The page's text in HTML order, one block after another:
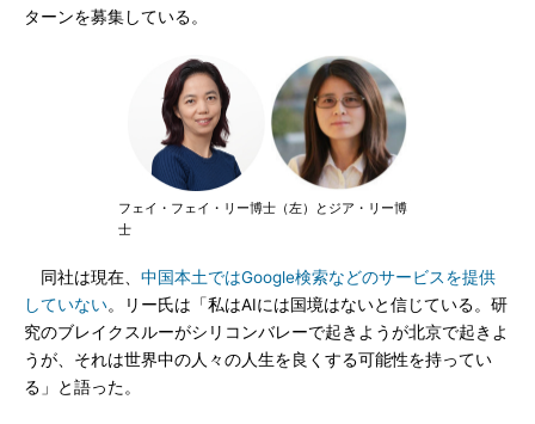
ターンを募集している。
フェイ・フェイ・リー博士（左）とジア・リー博
士
同社は現在、 中国本土ではGoogle検索などのサービスを提供
していない。リー氏は「私はAIには国境はないと信じている。研
究のブレイクスルーがシリコンバレーで起きようが北京で起きよ
うが、それは世界中の人々の人生を良くする可能性を持ってい
る」と語った。